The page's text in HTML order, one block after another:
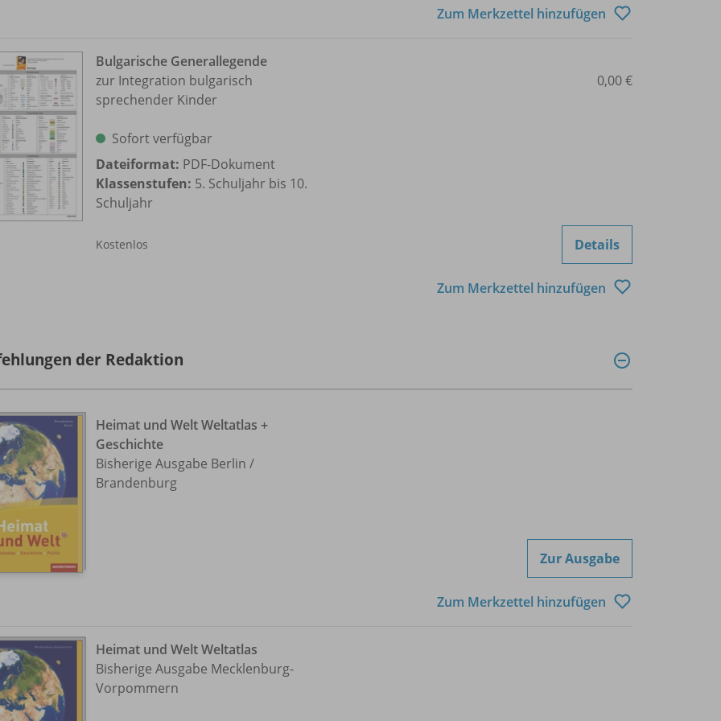
Zum Merkzettel hinzufügen
Bulgarische Generallegende
zur Integration bulgarisch
sprechender Kinder
Sofort verfügbar
Dateiformat: PDF-Dokument
Klassenstufen: 5. Schuljahr bis 10.
Schuljahr
Kostenlos
0,00 €
Details
Zum Merkzettel hinzufügen
der Redaktion
Heimat und Welt Weltatlas +
Geschichte
Bisherige Ausgabe Berlin /
Brandenburg
Zur Ausgabe
Zum Merkzettel hinzufügen
Heimat und Welt Weltatlas
Bisherige Ausgabe Mecklenburg-
Vorpommern